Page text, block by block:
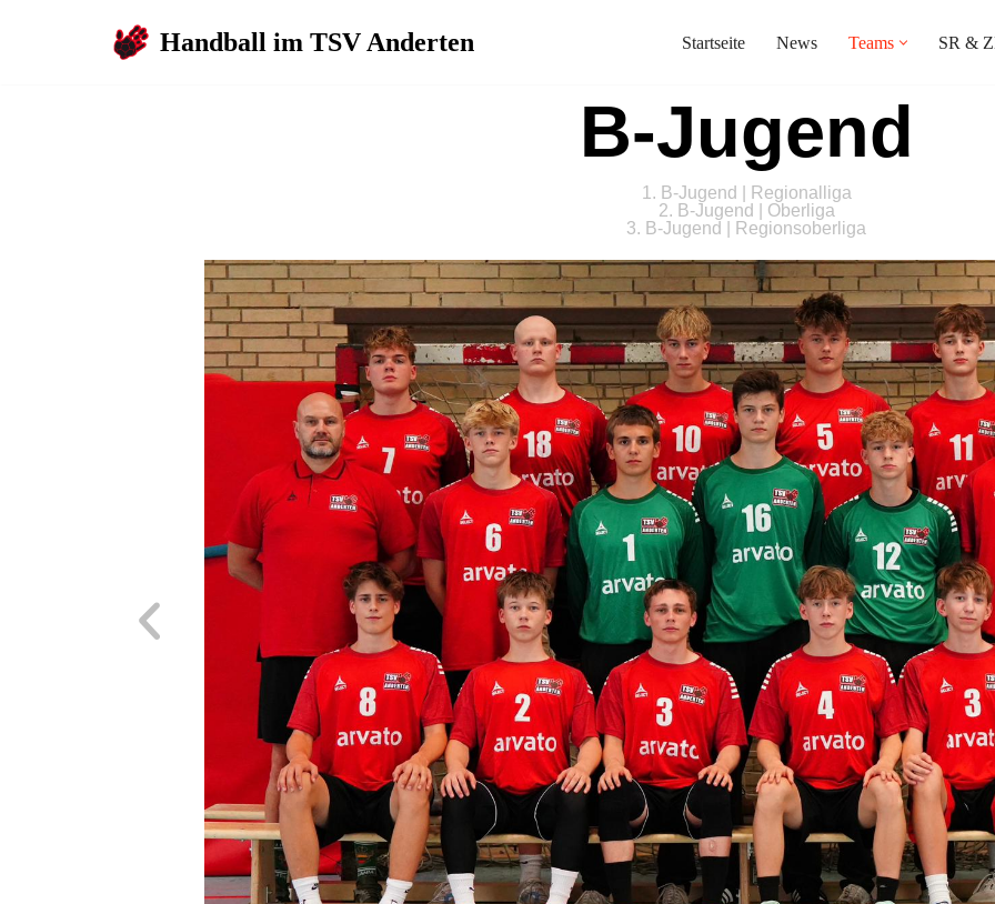
Handball im TSV Anderten Startseite News Teams SR &
B-Jugend
1. B-Jugend | Regionalliga
2. B-Jugend | Oberliga
3. B-Jugend | Regionsoberliga